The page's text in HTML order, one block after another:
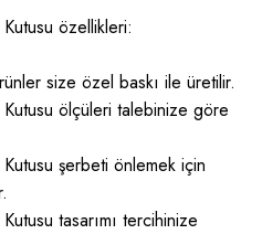
özellikleri:
size özel baskı ile üretilir.
ölçüleri talebinize göre
şerbeti önlemek için
tasarımı tercihinize